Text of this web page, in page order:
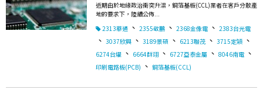
近期由於地緣政治衝突升溫，銅箔基板(CCL)業者在客戶分散產
地的要求下，陸續公佈...
2313華通 、 2355敬鵬 、 2368金像電 、 2383台光電
、 3037欣興 、 3189景碩 、 6213聯茂 、 3715定穎 、
6274台燿 、 6664群翊 、 6727亞泰金屬 、 8046南電 、
印刷電路板(PCB) 、 銅箔基板(CCL)